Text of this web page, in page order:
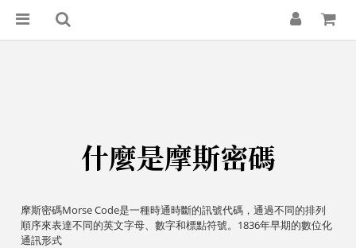
什麼是摩斯密碼
摩斯密碼Morse Code是一種時通時斷的訊號代碼，通過不同的排列
順序來表達不同的英文字母、數字和標點符號。1836年早期的數位化
通訊形式